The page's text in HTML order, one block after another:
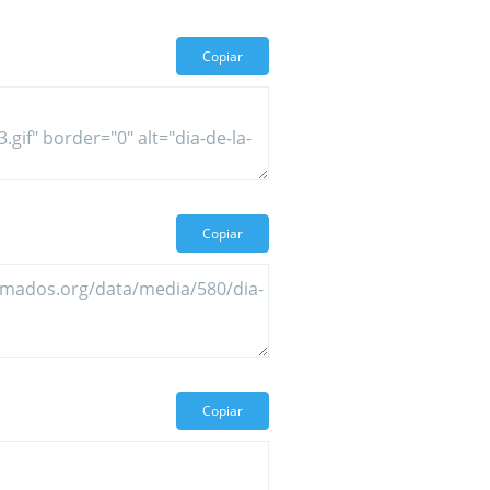
Copiar
Copiar
Copiar